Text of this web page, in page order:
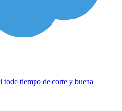
todo tiempo de corte y buena